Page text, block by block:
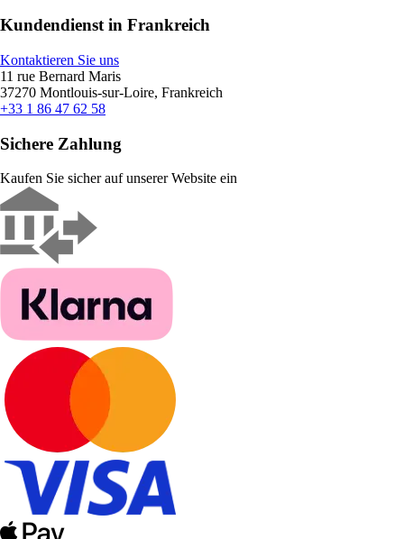
Kundendienst in Frankreich
Kontaktieren Sie uns
11 rue Bernard Maris
37270 Montlouis-sur-Loire, Frankreich
+33 1 86 47 62 58
Sichere Zahlung
Kaufen Sie sicher auf unserer Website ein